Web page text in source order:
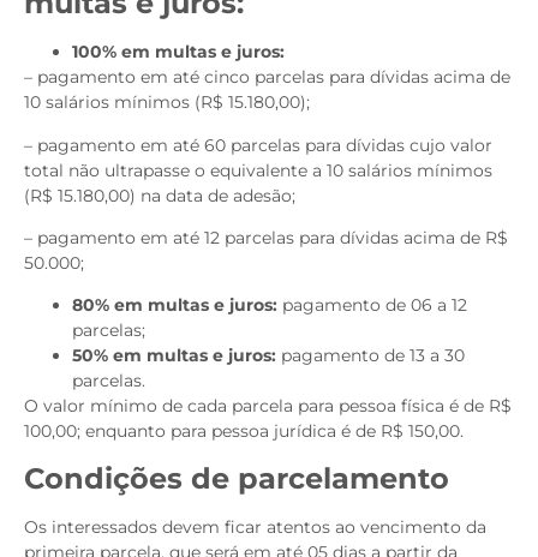
100% em multas e juros:
– pagamento em até cinco parcelas para dívidas acima de
10 salários mínimos (R$ 15.180,00);
– pagamento em até 60 parcelas para dívidas cujo valor
total não ultrapasse o equivalente a 10 salários mínimos
(R$ 15.180,00) na data de adesão;
– pagamento em até 12 parcelas para dívidas acima de R$
50.000;
80% em multas e juros: pagamento de 06 a 12
parcelas;
50% em multas e juros: pagamento de 13 a 30
parcelas.
O valor mínimo de cada parcela para pessoa física é de R$
100,00; enquanto para pessoa jurídica é de R$ 150,00.
Condições de parcelamento
Os interessados devem ficar atentos ao vencimento da
primeira parcela, que será em até 05 dias a partir da